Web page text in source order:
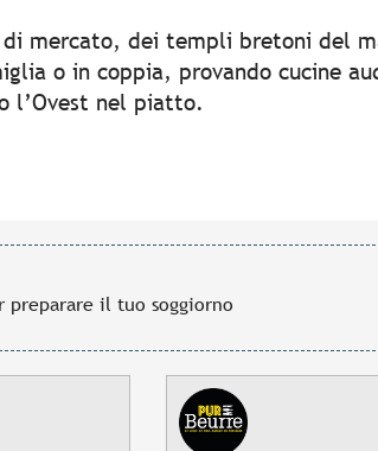
di mercato, dei templi bretoni del
o in coppia, provando cucine
l’Ovest nel piatto.
preparare il tuo soggiorno